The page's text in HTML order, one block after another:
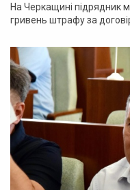
На Черкащині підрядник
гривень штрафу за